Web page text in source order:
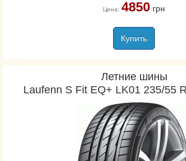
Цена: 4850грн
Купить
Летние шины
Laufenn S Fit EQ+ LK01 235/55